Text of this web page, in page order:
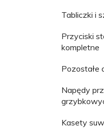
Tabliczki i
Przyciski
kompletne
Pozostałe
Napędy
Kasety